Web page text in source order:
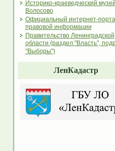
Историко-краеведческий музей
Волосово
Официальный интернет-
правовой информации
Правительство Ленинградской
области (раздел "Власть",
"Выборы")
ЛенКадастр